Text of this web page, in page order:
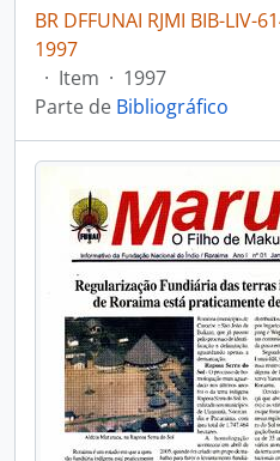
BR DFFUNAI RJMI BIB-LIV-
1997
· Item · 1997
Parte de Bibliográfico